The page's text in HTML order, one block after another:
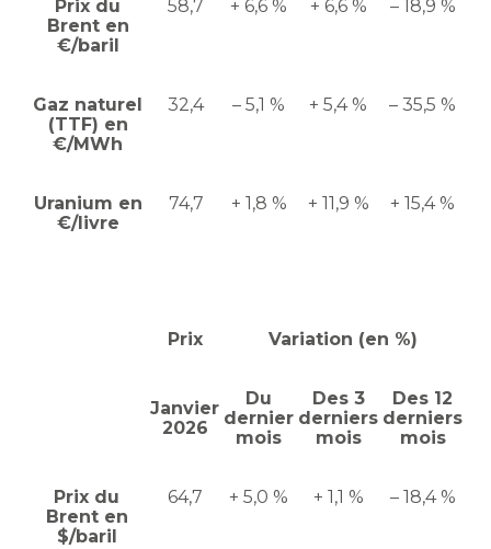
Prix du
Brent en
€/baril
58,7 + 6,6 % + 6,6 % – 18,9 %
Gaz naturel
(TTF) en
€/MWh
32,4 – 5,1 % + 5,4 % – 35,5 %
Uranium en
€/livre
74,7 + 1,8 % + 11,9 % + 15,4 %
Prix Variation (en %)
Janvier
2026
Du
dernier
mois
Des 3
derniers
mois
Des 12
derniers
mois
Prix du
Brent en
$/baril
64,7 + 5,0 % + 1,1 % – 18,4 %